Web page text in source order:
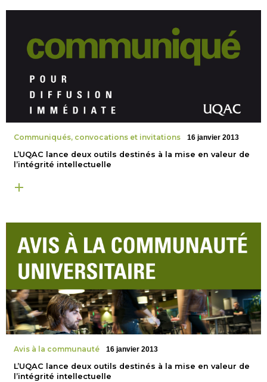
Communiqués, convocations et invitations 16 janvier 2013
L’UQAC lance deux outils destinés à la mise en valeur de
l’intégrité intellectuelle
Avis à la communauté 16 janvier 2013
L’UQAC lance deux outils destinés à la mise en valeur de
l’intégrité intellectuelle